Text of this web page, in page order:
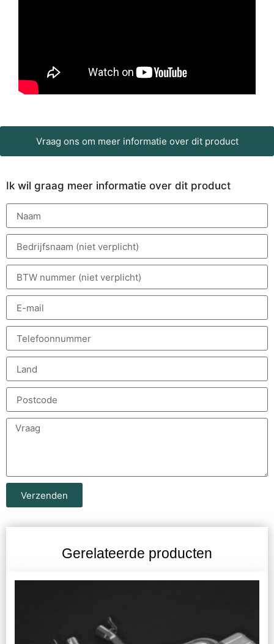
Vraag ons om meer informatie over dit product
Ik wil graag meer informatie over dit product
Verzenden
Gerelateerde producten